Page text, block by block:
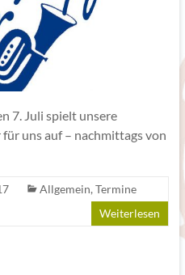
7. Juli spielt unsere
uns auf – nachmittags von
Allgemein, Termine
Weiterlesen